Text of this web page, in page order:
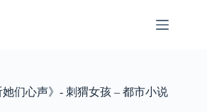
她们心声》- 刺猬女孩 – 都市小说